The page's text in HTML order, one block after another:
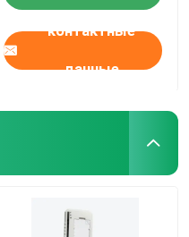
контактные
данные